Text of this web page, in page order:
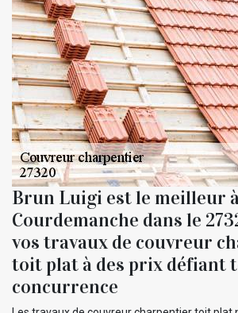
Brun Luigi est le meilleur
Courdemanche dans le
vos travaux de couvreur
toit plat à des prix défiant
concurrence